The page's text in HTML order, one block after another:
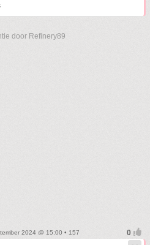
door Refinery89
2024 @ 15:00 • 157